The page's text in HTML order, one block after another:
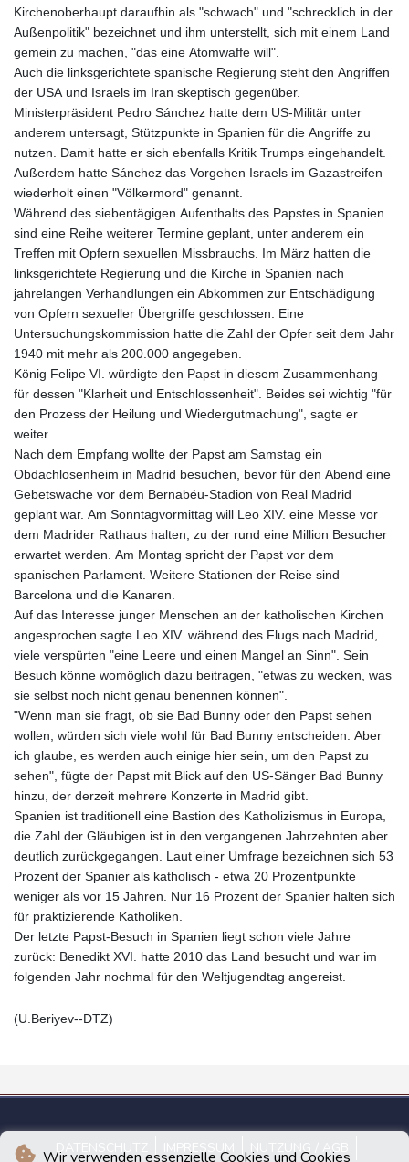
Wir verwenden essenzielle Cookies und Cookies
Kirchenoberhaupt daraufhin als "schwach" und "schrecklich in der
Außenpolitik" bezeichnet und ihm unterstellt, sich mit einem Land
gemein zu machen, "das eine Atomwaffe will".
Auch die linksgerichtete spanische Regierung steht den Angriffen
der USA und Israels im Iran skeptisch gegenüber.
Ministerpräsident Pedro Sánchez hatte dem US-Militär unter
anderem untersagt, Stützpunkte in Spanien für die Angriffe zu
nutzen. Damit hatte er sich ebenfalls Kritik Trumps eingehandelt.
Außerdem hatte Sánchez das Vorgehen Israels im Gazastreifen
wiederholt einen "Völkermord" genannt.
Während des siebentägigen Aufenthalts des Papstes in Spanien
sind eine Reihe weiterer Termine geplant, unter anderem ein
Treffen mit Opfern sexuellen Missbrauchs. Im März hatten die
linksgerichtete Regierung und die Kirche in Spanien nach
jahrelangen Verhandlungen ein Abkommen zur Entschädigung
von Opfern sexueller Übergriffe geschlossen. Eine
Untersuchungskommission hatte die Zahl der Opfer seit dem Jahr
1940 mit mehr als 200.000 angegeben.
König Felipe VI. würdigte den Papst in diesem Zusammenhang
für dessen "Klarheit und Entschlossenheit". Beides sei wichtig "für
den Prozess der Heilung und Wiedergutmachung", sagte er
weiter.
Nach dem Empfang wollte der Papst am Samstag ein
Obdachlosenheim in Madrid besuchen, bevor für den Abend eine
Gebetswache vor dem Bernabéu-Stadion von Real Madrid
geplant war. Am Sonntagvormittag will Leo XIV. eine Messe vor
dem Madrider Rathaus halten, zu der rund eine Million Besucher
erwartet werden. Am Montag spricht der Papst vor dem
spanischen Parlament. Weitere Stationen der Reise sind
Barcelona und die Kanaren.
Auf das Interesse junger Menschen an der katholischen Kirchen
angesprochen sagte Leo XIV. während des Flugs nach Madrid,
viele verspürten "eine Leere und einen Mangel an Sinn". Sein
Besuch könne womöglich dazu beitragen, "etwas zu wecken, was
sie selbst noch nicht genau benennen können".
"Wenn man sie fragt, ob sie Bad Bunny oder den Papst sehen
wollen, würden sich viele wohl für Bad Bunny entscheiden. Aber
ich glaube, es werden auch einige hier sein, um den Papst zu
sehen", fügte der Papst mit Blick auf den US-Sänger Bad Bunny
hinzu, der derzeit mehrere Konzerte in Madrid gibt.
Spanien ist traditionell eine Bastion des Katholizismus in Europa,
die Zahl der Gläubigen ist in den vergangenen Jahrzehnten aber
deutlich zurückgegangen. Laut einer Umfrage bezeichnen sich 53
Prozent der Spanier als katholisch - etwa 20 Prozentpunkte
weniger als vor 15 Jahren. Nur 16 Prozent der Spanier halten sich
für praktizierende Katholiken.
Der letzte Papst-Besuch in Spanien liegt schon viele Jahre
zurück: Benedikt XVI. hatte 2010 das Land besucht und war im
folgenden Jahr nochmal für den Weltjugendtag angereist.
(U.Beriyev--DTZ)
DATENSCHUTZ IMPRESSUM NUTZUNG / AGB